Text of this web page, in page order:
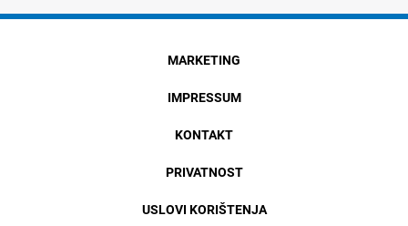
MARKETING
IMPRESSUM
KONTAKT
PRIVATNOST
USLOVI KORIŠTENJA